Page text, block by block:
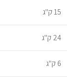
15 ק"ג
24 ק"ג
6 ק"ג